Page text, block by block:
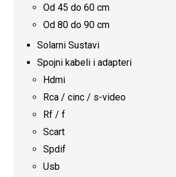
Od 45 do 60 cm
Od 80 do 90 cm
Solarni Sustavi
Spojni kabeli i adapteri
Hdmi
Rca / cinc / s-video
Rf / f
Scart
Spdif
Usb